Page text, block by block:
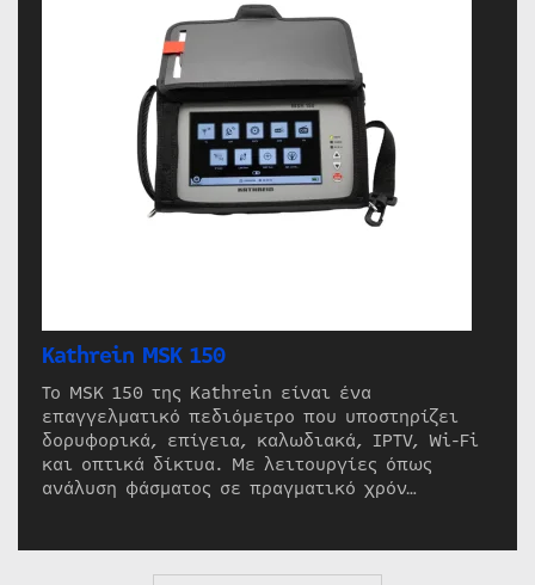
Kathrein MSK 150
Το MSK 150 της Kathrein είναι ένα
επαγγελματικό πεδιόμετρο που υποστηρίζει
δορυφορικά, επίγεια, καλωδιακά, IPTV, Wi-Fi
και οπτικά δίκτυα. Με λειτουργίες όπως
ανάλυση φάσματος σε πραγματικό χρόν…